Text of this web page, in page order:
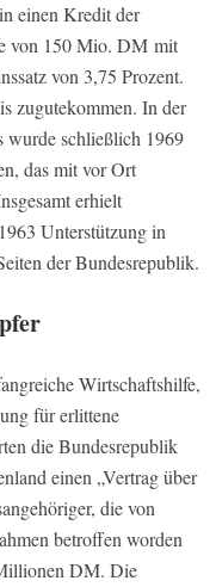
einen Kredit der
von 150 Mio. DM mit
von 3,75 Prozent.
zugutekommen. In der
wurde schließlich 1969
das mit vor Ort
erhielt
Unterstützung in
der Bundesrepublik.
Wirtschaftshilfe,
für erlittene
die Bundesrepublik
einen „Vertrag über
die von
betroffen worden
DM. Die